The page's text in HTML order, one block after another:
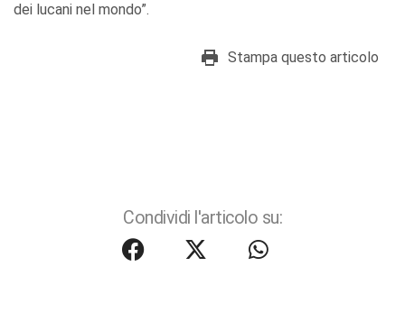
dei lucani nel mondo”.
Stampa questo articolo
Condividi l'articolo su: